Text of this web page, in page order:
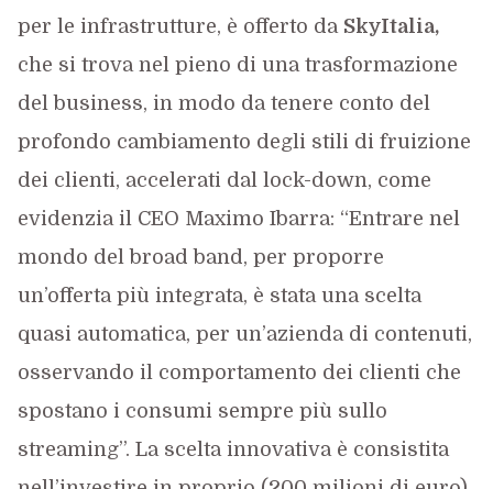
per le infrastrutture, è offerto da SkyItalia,
che si trova nel pieno di una trasformazione
del business, in modo da tenere conto del
profondo cambiamento degli stili di fruizione
dei clienti, accelerati dal lock-down, come
evidenzia il CEO Maximo Ibarra: “Entrare nel
mondo del broad band, per proporre
un’offerta più integrata, è stata una scelta
quasi automatica, per un’azienda di contenuti,
osservando il comportamento dei clienti che
spostano i consumi sempre più sullo
streaming”. La scelta innovativa è consistita